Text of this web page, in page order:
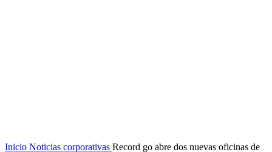
Inicio Noticias corporativas Record go abre dos nuevas oficinas de